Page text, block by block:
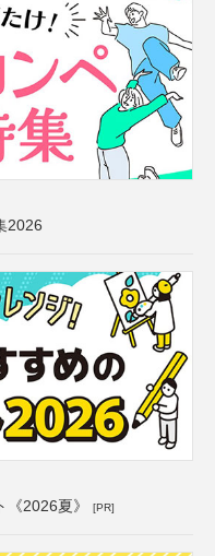
2026
《2026夏》 [PR]